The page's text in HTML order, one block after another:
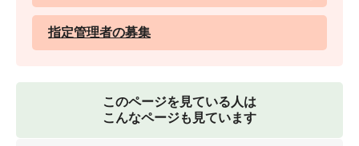
指定管理者の募集
このページを見ている人は
こんなページも見ています